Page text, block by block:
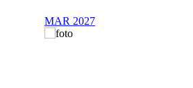
MAR 2027